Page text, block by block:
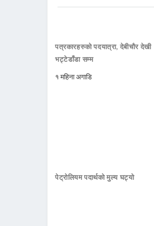
पत्रकारहरुको पदयात्रा, देबीचौर देखी
भट्टेडाँडा सम्म
१ महिना अगाडि
पेट्रोलियम पदार्थको मुल्य घट्यो